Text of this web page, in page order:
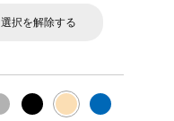
選択を解除する